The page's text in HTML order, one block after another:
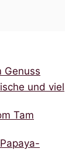
Genuss
und viel
Tam